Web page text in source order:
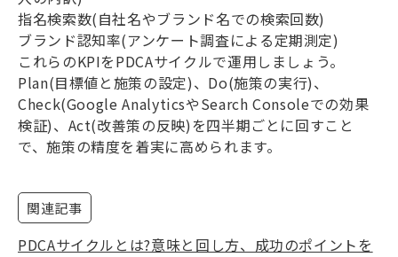
指名検索数(自社名やブランド名での検索回数)
ブランド認知率(アンケート調査による定期測定)
これらのKPIをPDCAサイクルで運用しましょう。
Plan(目標値と施策の設定)、Do(施策の実行)、
Check(Google AnalyticsやSearch Consoleでの効果
検証)、Act(改善策の反映)を四半期ごとに回すこと
で、施策の精度を着実に高められます。
関連記事
PDCAサイクルとは?意味と回し方、成功のポイントを